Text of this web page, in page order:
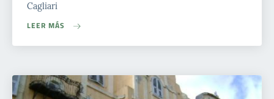
Cagliari
LEER MÁS